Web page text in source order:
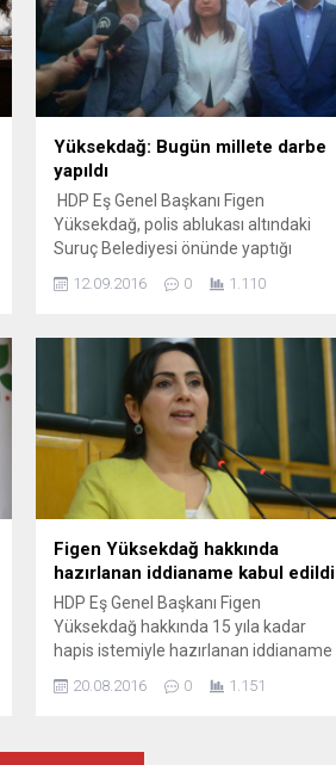
getirdi. Halkların Demokratik Partisi
(HDP) Eş Genel Başkanı Figen
Yüksekdağ, HDP Grup Başkan Vekili
İdris Baluken ve HDP...
Yüksekdağ: Bugün millete darbe
yapıldı
HDP Eş Genel Başkanı Figen
Yüksekdağ, polis ablukası altındaki
Suruç Belediyesi önünde yaptığı
‘biz millete değil devlete darbe yaptık’
dedi. Halkların Demokratik Partisi
(HDP) Eş Genel Başkanı Figen
Yüksekdağ, Halkların Demokratik
Kongresi (HDK) Eş Sözcüsü Gülistan
Kılıç Koçyiğit, Urfa Milletvekili İbrahim...
12.09.2016 0 1.110
Figen Yüksekdağ hakkında
hazırlanan iddianame kabul edildi
HDP Eş Genel Başkanı Figen
Yüksekdağ hakkında 15 yıla kadar
hapis istemiyle hazırlanan iddianame
kabul edildi. Mahkeme ayrıca HDP
20.08.2016 0 1.151